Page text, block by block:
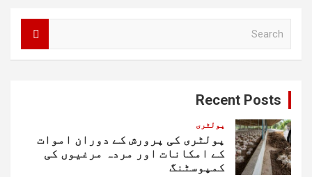
Recent Posts
پولٹری
پولٹری کی پرورش کے دوران اموات
کے امکانات اور مردہ مرغیوں کی
کمپوسٹنگ